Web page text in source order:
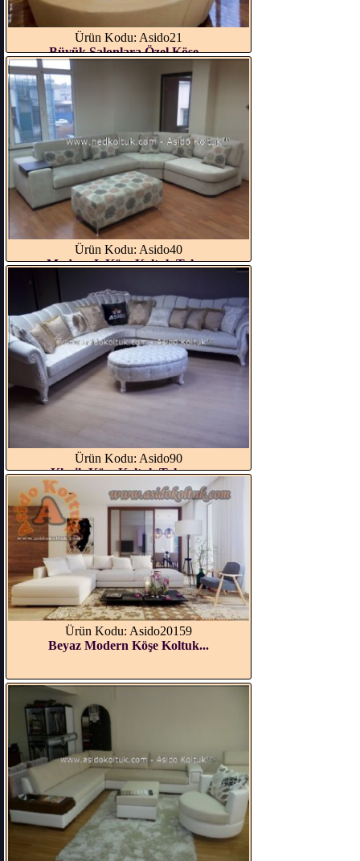
Ürün Kodu: Asido21
Büyük Salonlara Özel Köşe...
Ürün Kodu: Asido40
Modern L Köşe Koltuk Takı...
Ürün Kodu: Asido90
Klasik Köşe Koltuk Takımı...
Ürün Kodu: Asido20159
Beyaz Modern Köşe Koltuk...